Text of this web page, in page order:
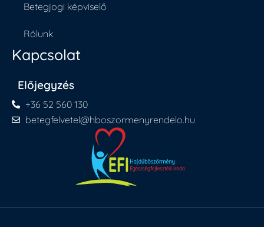
Betegjogi képviselő
Rólunk
Kapcsolat
Előjegyzés
+36 52 560 130
betegfelvetel@hboszormenyrendelo.hu